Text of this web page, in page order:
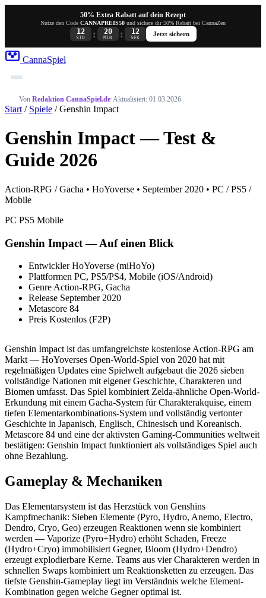
50% Extra Rabatt auf dein Rezept
Nutze den Code CANNAPREIS50 und sichere dir 50% Rabatt bei CannaZen
12
STD : 20
MIN : 12
SEK
Jetzt sichern
CannaSpiel
Von Redaktion CannaSpiel.de·Aktualisiert: 01.03.2026
Start / Spiele / Genshin Impact
Genshin Impact — Test &
Guide 2026
Action-RPG / Gacha • HoYoverse • September 2020 • PC / PS5 /
Mobile
PC PS5 Mobile
Genshin Impact — Auf einen Blick
EntwicklerHoYoverse (miHoYo)
Plattformen PC, PS5/PS4, Mobile (iOS/Android)
Genre Action-RPG, Gacha
Release September 2020
Metascore 84
Preis Kostenlos (F2P)
Genshin Impact ist das umfangreichste kostenlose Action-RPG am
Markt — HoYoverses Open-World-Spiel von 2020 hat mit
regelmäßigen Updates eine Spielwelt aufgebaut die 2026 sieben
vollständige Nationen mit eigener Geschichte, Charakteren und
Biomen umfasst. Das Spiel kombiniert Zelda-ähnliche Open-World-
Erkundung mit einem Gacha-System für Charakterakquise, einem
tiefen Elementarkombinations-System und vollständig vertonter
Geschichte in Japanisch, Englisch, Chinesisch und Koreanisch.
Metascore 84 und eine der aktivsten Gaming-Communities weltweit
bestätigen: Genshin Impact funktioniert als vollständiges Spiel auch
ohne Bezahlung.
Gameplay & Mechaniken
Das Elementarsystem ist das Herzstück von Genshins
Kampfmechanik: Sieben Elemente (Pyro, Hydro, Anemo, Electro,
Dendro, Cryo, Geo) erzeugen Reaktionen wenn sie kombiniert
werden — Vaporize (Pyro+Hydro) erhöht Schaden, Freeze
(Hydro+Cryo) immobilisiert Gegner, Bloom (Hydro+Dendro)
erzeugt explodierbare Kerne. Teams aus vier Charakteren werden in
schnellen Swaps kombiniert um Reaktionsketten zu erzeugen. Das
tiefste Genshin-Gameplay liegt im Verständnis welche Element-
Kombination gegen welche Gegner optimal ist.